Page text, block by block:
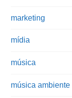
marketing
mídia
música
música ambiente